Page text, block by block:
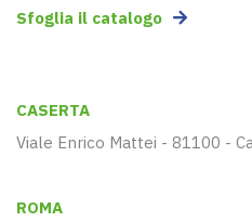
Sfoglia il catalogo
CASERTA
Viale Enrico Mattei - 81100 -
ROMA